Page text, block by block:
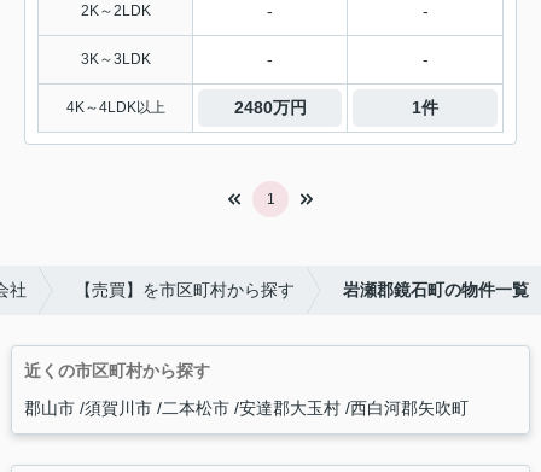
2K～2LDK - -
3K～3LDK - -
4K～4LDK以上 2480万円 1件
1
社 【売買】を市区町村から探す 岩瀬郡鏡石町の物件一覧
近くの市区町村から探す
郡山市 須賀川市 二本松市 安達郡大玉村 西白河郡矢吹町